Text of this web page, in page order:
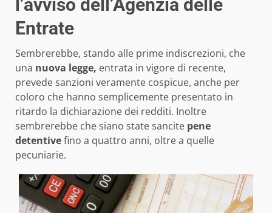
l’avviso dell’Agenzia delle
Entrate
Sembrerebbe, stando alle prime indiscrezioni, che
una nuova legge, entrata in vigore di recente,
prevede sanzioni veramente cospicue, anche per
coloro che hanno semplicemente presentato in
ritardo la dichiarazione dei redditi. Inoltre
sembrerebbe che siano state sancite pene
detentivefino a quattro anni, oltre a quelle
pecuniarie.